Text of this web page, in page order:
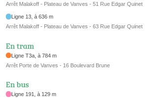
Arrêt Malakoff - Plateau de Vanves - 51 Rue Edgar Quinet
Ligne 13, à 636 m
Arrêt Malakoff - Plateau de Vanves - 63 Rue Edgar Quinet
En tram
Ligne T3a, à 784 m
Arrêt Porte de Vanves - 16 Boulevard Brune
En bus
Ligne 191, à 129 m